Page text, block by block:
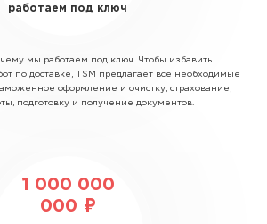
работаем под ключ
мы работаем под ключ. Чтобы избавить
по доставке, TSM предлагает все необходимые
оформление и очистку, страхование,
подготовку и получение документов.
1 000 000
000 ₽